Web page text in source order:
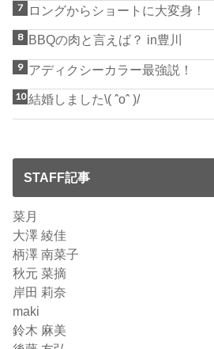
ロングからショートに大変身！
BBQの肉と言えば？ in豊川
アディクシーカラー最強説！
結婚しました\( ˆoˆ )/
STAFF記事
菜月
大澤 綾佳
柄澤 南菜子
秋元 菜摘
岸田 莉奈
maki
鈴木 麻美